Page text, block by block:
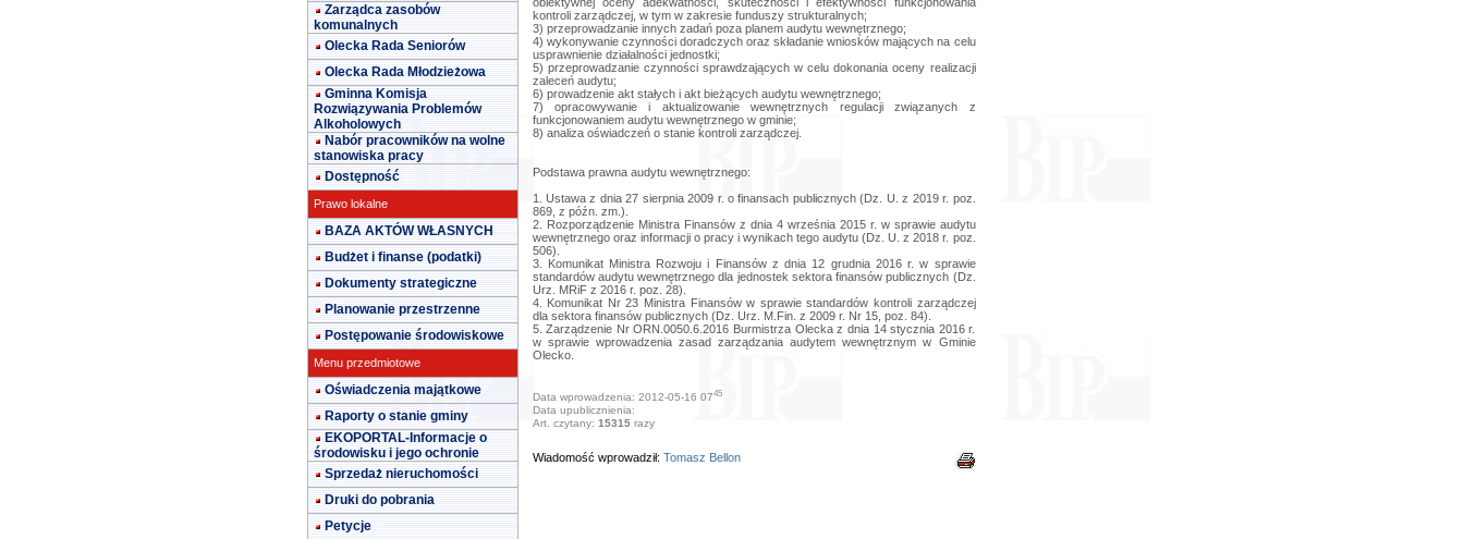
Zarządca zasobów
komunalnych
Olecka Rada Seniorów
Olecka Rada Młodzieżowa
Gminna Komisja
Rozwiązywania Problemów
Alkoholowych
Nabór pracowników na wolne
stanowiska pracy
Dostępność
Prawo lokalne
BAZA AKTÓW WŁASNYCH
Budżet i finanse (podatki)
Dokumenty strategiczne
Planowanie przestrzenne
Postępowanie środowiskowe
Menu przedmiotowe
Oświadczenia majątkowe
Raporty o stanie gminy
EKOPORTAL-Informacje o
środowisku i jego ochronie
Sprzedaż nieruchomości
Druki do pobrania
Petycje
kontroli zarządczej, w tym w zakresie funduszy strukturalnych;
3) przeprowadzanie innych zadań poza planem audytu wewnętrznego;
4) wykonywanie czynności doradczych oraz składanie wniosków mających na celu
usprawnienie działalności jednostki;
5) przeprowadzanie czynności sprawdzających w celu dokonania oceny realizacji
zaleceń audytu;
6) prowadzenie akt stałych i akt bieżących audytu wewnętrznego;
7) opracowywanie i aktualizowanie wewnętrznych regulacji związanych z
funkcjonowaniem audytu wewnętrznego w gminie;
8) analiza oświadczeń o stanie kontroli zarządczej.
Podstawa prawna audytu wewnętrznego:
1. Ustawa z dnia 27 sierpnia 2009 r. o finansach publicznych (Dz. U. z 2019 r. poz.
869, z późn. zm.).
2. Rozporządzenie Ministra Finansów z dnia 4 września 2015 r. w sprawie audytu
wewnętrznego oraz informacji o pracy i wynikach tego audytu (Dz. U. z 2018 r. poz.
506).
3. Komunikat Ministra Rozwoju i Finansów z dnia 12 grudnia 2016 r. w sprawie
standardów audytu wewnętrznego dla jednostek sektora finansów publicznych (Dz.
Urz. MRiF z 2016 r. poz. 28).
4. Komunikat Nr 23 Ministra Finansów w sprawie standardów kontroli zarządczej
dla sektora finansów publicznych (Dz. Urz. M.Fin. z 2009 r. Nr 15, poz. 84).
5. Zarządzenie Nr ORN.0050.6.2016 Burmistrza Olecka z dnia 14 stycznia 2016 r.
w sprawie wprowadzenia zasad zarządzania audytem wewnętrznym w Gminie
Olecko.
Data wprowadzenia: 2012-05-16 0745
Data upublicznienia:
Art. czytany: 15315razy
Wiadomość wprowadził: Tomasz Bellon